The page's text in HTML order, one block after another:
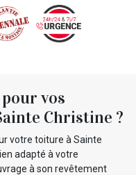
vos
Christine ?
votre toiture à Sainte
adapté à votre
à son revêtement